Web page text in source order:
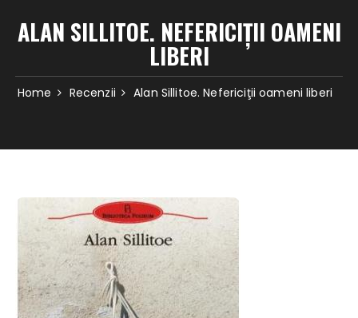
ALAN SILLITOE. NEFERICIŢII OAMENI
LIBERI
Home Recenzii Alan Sillitoe. Nefericiţii oameni liberi